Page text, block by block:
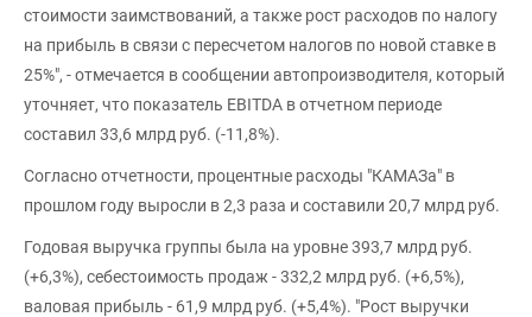
стоимости заимствований, а также рост расходов по налогу
на прибыль в связи с пересчетом налогов по новой ставке в
25%", - отмечается в сообщении автопроизводителя, который
уточняет, что показатель EBITDA в отчетном периоде
составил 33,6 млрд руб. (-11,8%).
Согласно отчетности, процентные расходы "КАМАЗа" в
прошлом году выросли в 2,3 раза и составили 20,7 млрд руб.
Годовая выручка группы была на уровне 393,7 млрд руб.
(+6,3%), себестоимость продаж - 332,2 млрд руб. (+6,5%),
валовая прибыль - 61,9 млрд руб. (+5,4%). "Рост выручки